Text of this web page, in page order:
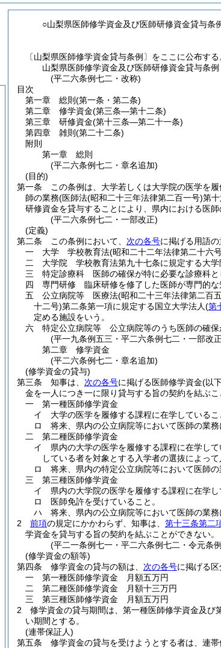
○山梨県医師修学資金及び医師研修資金貸与条
〔山梨県医師修学資金貸与条例〕をここに公布する
山梨県医師修学資金及び医師研修資金貸与条例
(平二六条例七二・改称)
目次
第一章
総則 (第一条・第二条)
第二章
修学資金(第三条―第十二条)
第三章
研修資金(第十三条―第二十一条)
第四章
雑則 (第二十二条)
附則
第一章
総則
(平二六条例七二・章名追加)
(目的)
第一条
この条例は、大学若しくは大学院の医学を
師の業務(医師法(昭和二十三年法律第二百一号)第
研修資金を貸与することにより、県内における医
(平二六条例七二・一部改正)
(定義)
第二条
この条例において、 次の各号に掲げる用語の
一
大学 学校教育法(昭和二十二年法律第二十六
二
大学院 学校教育法第九十七条に規定する大学
三
特定診療科 医師の確保が特に必要な診療科と
四
専門研修 臨床研修を修了した医師が専門的な
五
公立病院等 医療法(昭和二十三年法律第二百
十二号)第二条第一項に規定する国立大学法人(第
定める施設をいう。
六
特定公立病院等 公立病院等のうち医師の確保
(平一九条例五三・平二六条例七二・一部改
第二章
修学資金
(平二六条例七二・章名追加)
(修学資金の貸与)
第三条
知事は、 次の各号に掲げる医師修学資金(以
金を一人につき一に限り貸与する旨の契約を結ぶこ
一
第一種医師修学資金
イ
大学の医学を履修する課程に在学しているこ
ロ
将来、県内の公立病院等において医師の業
二
第二種医師修学資金
イ
県内の大学の医学を履修する課程に在学し
している者を対象とする入学者の選抜によっ
ロ
将来、県内の特定公立病院等において医師
三
第三種医師修学資金
イ
県内の大学院の医学を履修する課程に在学し
ロ
医師免許を受けていること。
ハ
将来、県内の公立病院等において医師の業
2
前項の規定にかかわらず、知事は、 第十三条第二
学資金を貸与する旨の契約を結ぶことができない。
(平二一条例七一・平二六条例七二・令元条
(修学資金の額等)
第四条
修学資金の貸与の額は、 次の各号に掲げる区
一
第一種医師修学資金 月額五万円
二
第二種医師修学資金 月額十三万円
三
第三種医師修学資金 月額五万円
2
修学資金の貸与期間は、第一種医師修学資金及
い期間とする。
(連帯保証人)
第五条
修学資金の貸与を受けようとする者は、連